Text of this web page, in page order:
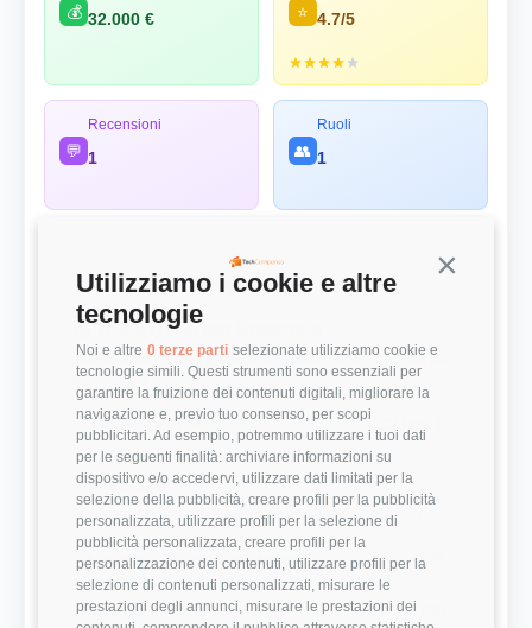
Continua
Utilizziamo i cookie e altre
tecnologie
Noi e altre 0 terze parti selezionate utilizziamo cookie e
tecnologie simili. Questi strumenti sono essenziali per
garantire la fruizione dei contenuti digitali, migliorare la
navigazione e, previo tuo consenso, per scopi
pubblicitari. Ad esempio, potremmo utilizzare i tuoi dati
per le seguenti finalità: archiviare informazioni su
dispositivo e/o accedervi, utilizzare dati limitati per la
selezione della pubblicità, creare profili per la pubblicità
personalizzata, utilizzare profili per la selezione di
pubblicità personalizzata, creare profili per la
personalizzazione dei contenuti, utilizzare profili per la
selezione di contenuti personalizzati, misurare le
prestazioni degli annunci, misurare le prestazioni dei
💰 32.000 € ⭐ 4.7/5
💬
Recensioni
1 👥
Ruoli
1
Panoramica Rapida
💰 Top 3 Ruoli per Stipendio
Retribuzioni annuali lorde (RAL) medie per le posizioni più
remunerate
Social Media Manager
⭐ Valutazioni
Punteggi medi basati sulle recensioni della community
Modernità Stack Tecnologico 5/5
Bilanciamento Vita-Lavoro